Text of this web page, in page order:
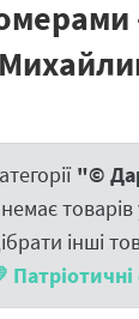
"©
товарів
інші